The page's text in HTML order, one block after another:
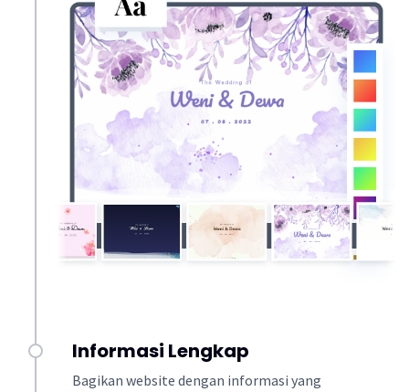
Informasi Lengkap
Bagikan website dengan informasi yang